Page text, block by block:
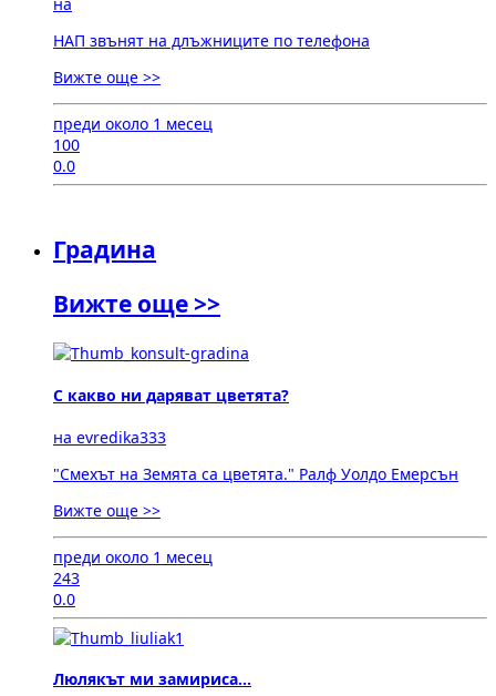
НАП звънят на длъжниците по телефона
Вижте още >>
преди около 1 месец
100
0.0
Градина
Вижте още >>
С какво ни даряват цветята?
на evredika333
"Смехът на Земята са цветята." Ралф Уолдо Емерсън
Вижте още >>
преди около 1 месец
243
0.0
Люлякът ми замириса...